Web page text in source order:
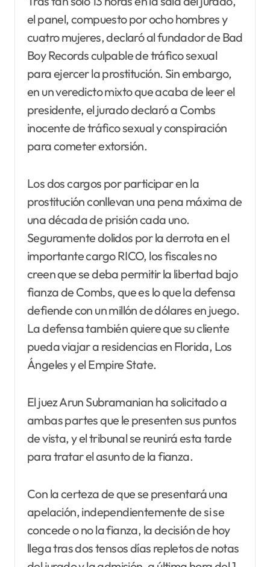
el panel, compuesto por ocho hombres y
cuatro mujeres, declaró al fundador de Bad
Boy Records culpable de tráfico sexual
para ejercer la prostitución. Sin embargo,
en un veredicto mixto que acaba de leer el
presidente, el jurado declaró a Combs
inocente de tráfico sexual y conspiración
para cometer extorsión.
Los dos cargos por participar en la
prostitución conllevan una pena máxima de
una década de prisión cada uno.
Seguramente dolidos por la derrota en el
importante cargo RICO, los fiscales no
creen que se deba permitir la libertad bajo
fianza de Combs, que es lo que la defensa
defiende con un millón de dólares en juego.
La defensa también quiere que su cliente
pueda viajar a residencias en Florida, Los
Ángeles y el Empire State.
El juez Arun Subramanian ha solicitado a
ambas partes que le presenten sus puntos
de vista, y el tribunal se reunirá esta tarde
para tratar el asunto de la fianza.
Con la certeza de que se presentará una
apelación, independientemente de si se
concede o no la fianza, la decisión de hoy
llega tras dos tensos días repletos de notas